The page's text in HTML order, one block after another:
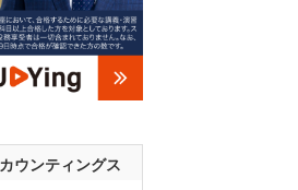
ウンティングス